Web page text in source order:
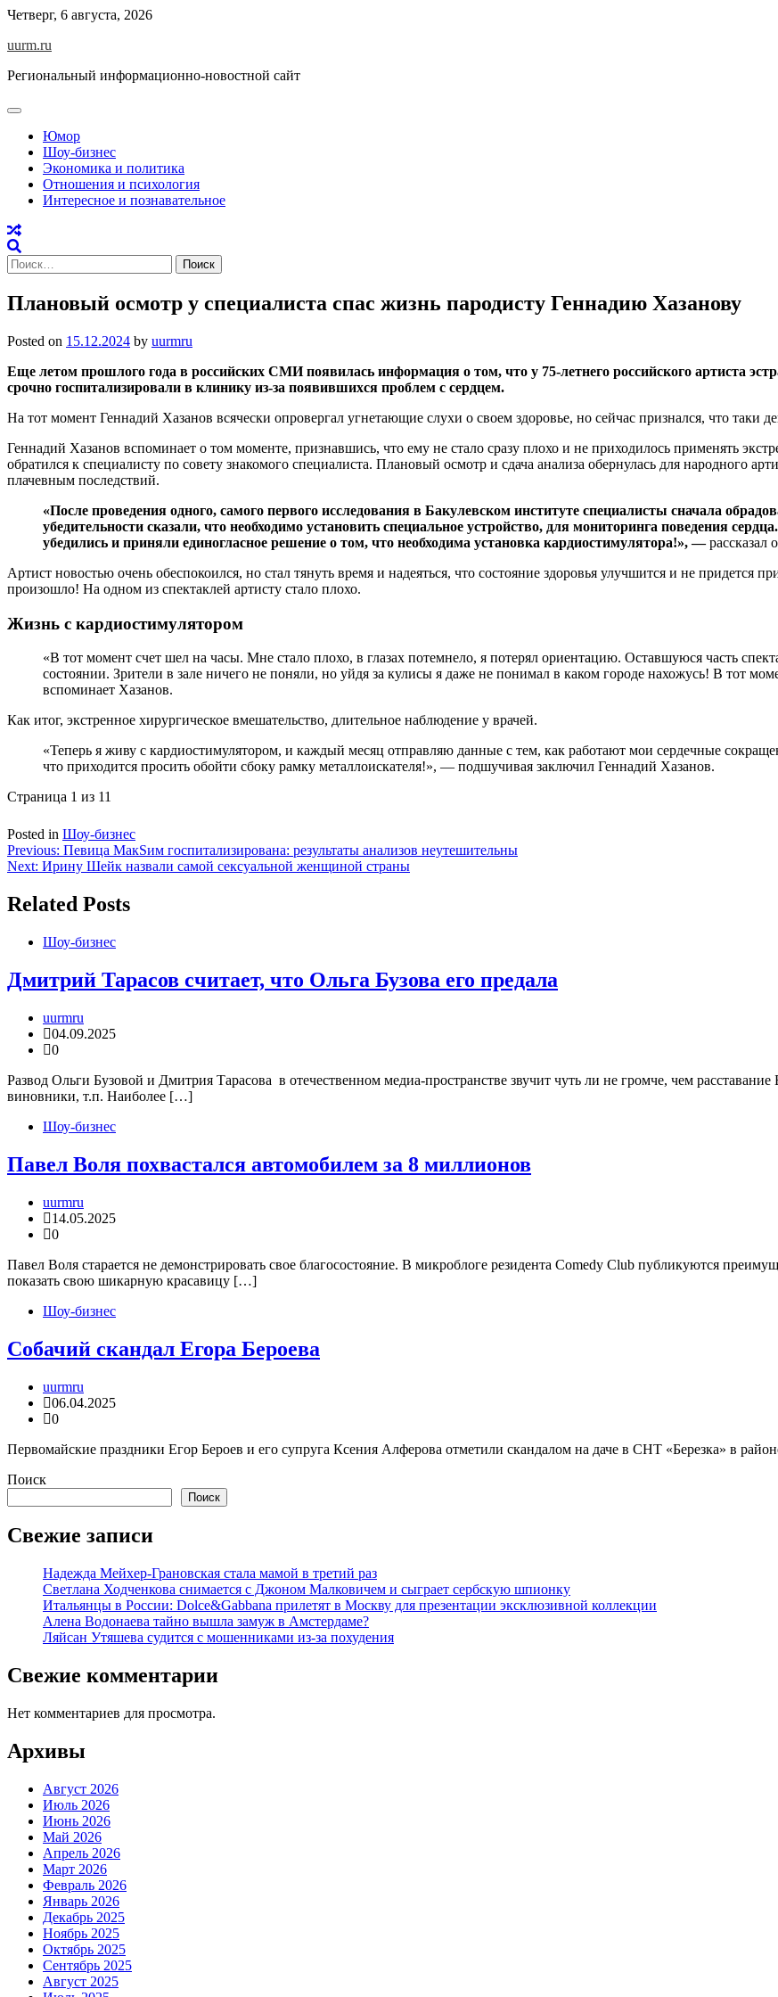
Skip
content
Четверг, 6 августа, 2026
uurm.ru
Региональный информационно-новостной сайт
Юмор
Шоу-бизнес
Экономика и политика
Отношения и психология
Интересное и познавательное
Найти:
Плановый осмотр у специалиста спас жизнь пародисту Геннадию Хазанову
Posted on 15.12.2024 by uurmru
Еще летом прошлого года в российских СМИ появилась информация о том, что у 75-летнего российского артиста
срочно госпитализировали в клинику из-за появившихся проблем с сердцем.
На тот момент Геннадий Хазанов всячески опровергал угнетающие слухи о своем здоровье, но сейчас признался, что таки
Геннадий Хазанов вспоминает о том моменте, признавшись, что ему не стало сразу плохо и не приходилось применять
обратился к специалисту по совету знакомого специалиста. Плановый осмотр и сдача анализа обернулась для народного
плачевным последствий.
«После проведения одного, самого первого исследования в Бакулевском институте специалисты сначала
убедительности сказали, что необходимо установить специальное устройство, для мониторинга поведения
убедились и приняли единогласное решение о том, что необходима установка кардиостимулятора!», —рассказал
Артист новостью очень обеспокоился, но стал тянуть время и надеяться, что состояние здоровья улучшится и не придется
произошло! На одном из спектаклей артисту стало плохо.
Жизнь с кардиостимулятором
«В тот момент счет шел на часы. Мне стало плохо, в глазах потемнело, я потерял ориентацию. Оставшуюся часть
состоянии. Зрители в зале ничего не поняли, но уйдя за кулисы я даже не понимал в каком городе нахожусь! В тот
вспоминает Хазанов.
Как итог, экстренное хирургическое вмешательство, длительное наблюдение у врачей.
«Теперь я живу с кардиостимулятором, и каждый месяц отправляю данные с тем, как работают мои сердечные
что приходится просить обойти сбоку рамку металлоискателя!», — подшучивая заключил Геннадий Хазанов.
Страница 1 из 11
Posted in Шоу-бизнес
Навигация
по
записям
Previous: Певица МакSим госпитализирована: результаты анализов неутешительны
Next: Ирину Шейк назвали самой сексуальной женщиной страны
Related Posts
Шоу-бизнес
Дмитрий Тарасов считает, что Ольга Бузова его предала
uurmru
04.09.2025
0
Развод Ольги Бузовой и Дмитрия Тарасова в отечественном медиа-пространстве звучит чуть ли не громче, чем
виновники, т.п. Наиболее […]
Шоу-бизнес
Павел Воля похвастался автомобилем за 8 миллионов
uurmru
14.05.2025
0
Павел Воля старается не демонстрировать свое благосостояние. В микроблоге резидента Comedy Club публикуются
показать свою шикарную красавицу […]
Шоу-бизнес
Собачий скандал Егора Бероева
uurmru
06.04.2025
0
Первомайские праздники Егор Бероев и его супруга Ксения Алферова отметили скандалом на даче в СНТ «Березка» в
Поиск
Поиск
Свежие записи
Надежда Мейхер-Грановская стала мамой в третий раз
Светлана Ходченкова снимается с Джоном Малковичем и сыграет сербскую шпионку
Итальянцы в России: Dolce&Gabbana прилетят в Москву для презентации эксклюзивной коллекции
Алена Водонаева тайно вышла замуж в Амстердаме?
Ляйсан Утяшева судится с мошенниками из-за похудения
Свежие комментарии
Нет комментариев для просмотра.
Архивы
Август 2026
Июль 2026
Июнь 2026
Май 2026
Апрель 2026
Март 2026
Февраль 2026
Январь 2026
Декабрь 2025
Ноябрь 2025
Октябрь 2025
Сентябрь 2025
Август 2025